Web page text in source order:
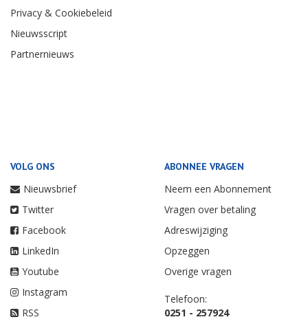
Privacy & Cookiebeleid
Nieuwsscript
Partnernieuws
VOLG ONS
Nieuwsbrief
Twitter
Facebook
LinkedIn
Youtube
Instagram
RSS
ABONNEE VRAGEN
Neem een Abonnement
Vragen over betaling
Adreswijziging
Opzeggen
Overige vragen
Telefoon:
0251 - 257924